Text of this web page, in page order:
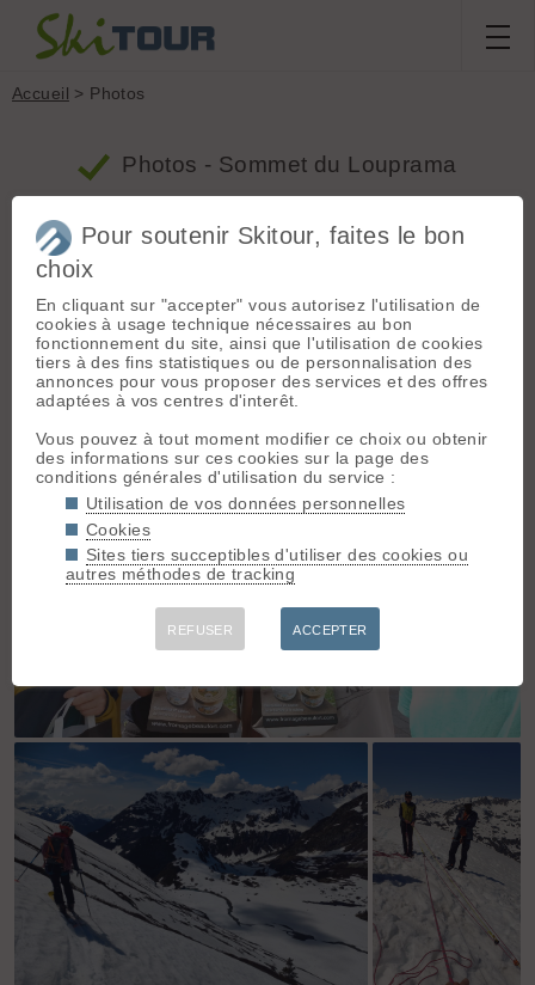
Accueil > Photos
Photos - Sommet du Louprama
Massif Taille Tri
du Louprama Afficher
Pour soutenir Skitour, faites le bon
choix
En cliquant sur "accepter" vous autorisez l'utilisation de
cookies à usage technique nécessaires au bon
fonctionnement du site, ainsi que l'utilisation de cookies
tiers à des fins statistiques ou de personnalisation des
annonces pour vous proposer des services et des offres
adaptées à vos centres d'interêt.
Vous pouvez à tout moment modifier ce choix ou obtenir
des informations sur ces cookies sur la page des
conditions générales d'utilisation du service :
Utilisation de vos données personnelles
Cookies
Sites tiers succeptibles d'utiliser des cookies ou
autres méthodes de tracking
REFUSER ACCEPTER